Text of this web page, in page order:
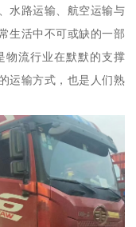
水路运输、航空运输与
生活中不可或缺的一部
物流行业在默默的支撑
运输方式，也是人们熟